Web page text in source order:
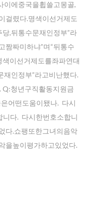
이에중국을휩쓸고몽골,
걸렸다.명색이선거제도
,뒤통수문재인정부”라
짬짜미하냐”며“뒤통수
이선거제도를좌파연대
재인정부”라고비난했다.
청년구직활동지원금
어떤도움이됐나. 다시
다. 다시한번호소합니
다.쇼팽또한그녀의음악
을높이평가하고있었다.